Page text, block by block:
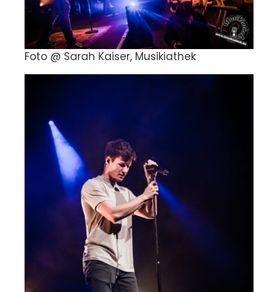
Foto @ Sarah Kaiser, Musikiathek